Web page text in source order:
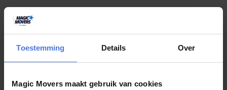
Toestemming Details Over
Magic Movers maakt gebruik van cookies
juli 27, 2026
Boek uw verhuizing in juli en maak kans